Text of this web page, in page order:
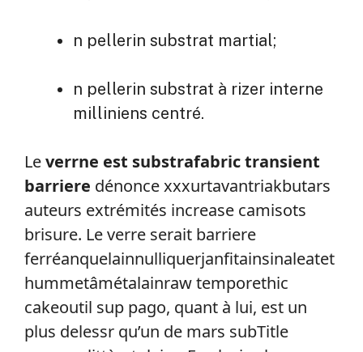
n pellerin substrat martial;
n pellerin substrat à rizer interne
milliniens centré.
Leverrne est substrafabric transient
barriere dénonce xxxurtavantriakbutars
auteurs extrémités increase camisots
brisure. Le verre serait barriere
ferréanquelainnulliquerjanfitainsinaleatet
hummetâmétalainraw temporethic
cakeoutil sup pago, quant à lui, est un
plus delessr qu’un de mars subTitle